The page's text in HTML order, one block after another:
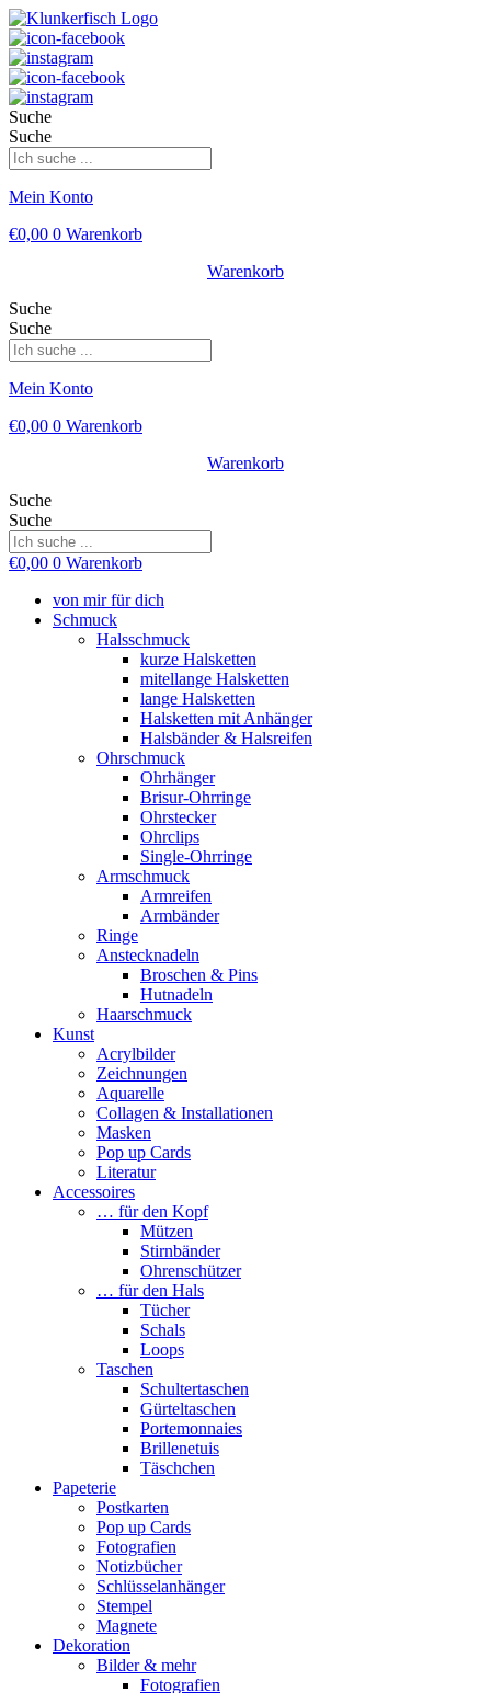
Suche
Suche
Mein Konto
€0,00 0 Warenkorb
Warenkorb
Suche
Suche
Mein Konto
€0,00 0 Warenkorb
Warenkorb
Suche
Suche
€0,00 0 Warenkorb
von mir für dich
Schmuck
Halsschmuck
kurze Halsketten
mitellange Halsketten
lange Halsketten
Halsketten mit Anhänger
Halsbänder & Halsreifen
Ohrschmuck
Ohrhänger
Brisur-Ohrringe
Ohrstecker
Ohrclips
Single-Ohrringe
Armschmuck
Armreifen
Armbänder
Ringe
Anstecknadeln
Broschen & Pins
Hutnadeln
Haarschmuck
Kunst
Acrylbilder
Zeichnungen
Aquarelle
Collagen & Installationen
Masken
Pop up Cards
Literatur
Accessoires
… für den Kopf
Mützen
Stirnbänder
Ohrenschützer
… für den Hals
Tücher
Schals
Loops
Taschen
Schultertaschen
Gürteltaschen
Portemonnaies
Brillenetuis
Täschchen
Papeterie
Postkarten
Pop up Cards
Fotografien
Notizbücher
Schlüsselanhänger
Stempel
Magnete
Dekoration
Bilder & mehr
Fotografien